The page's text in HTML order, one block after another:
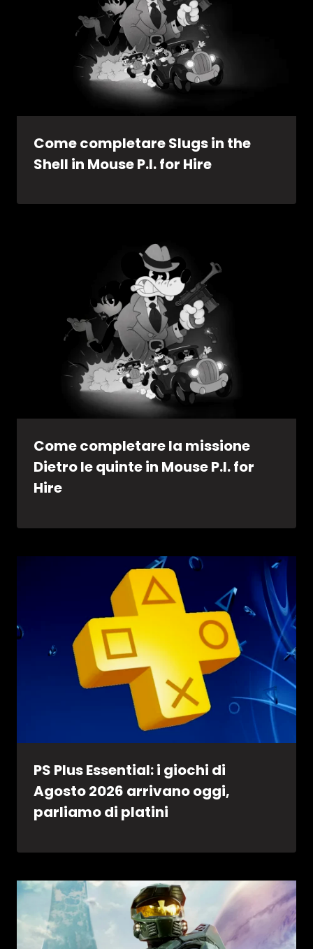
Come completare Slugs in the
Shell in Mouse P.I. for Hire
Come completare la missione
Dietro le quinte in Mouse P.I. for
Hire
PS Plus Essential: i giochi di
Agosto 2026 arrivano oggi,
parliamo di platini